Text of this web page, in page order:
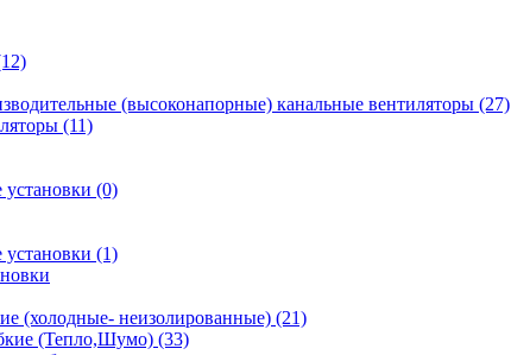
(высоконапорные) канальные вентиляторы (27)
(11)
(0)
(1)
(холодные- неизолированные) (21)
(Тепло,Шумо) (33)